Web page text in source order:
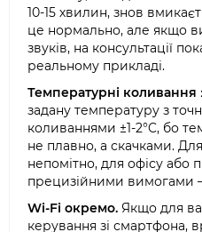
10-15 хвилин, знов
це нормально, але якщо
звуків, на консультації
реальному прикладі.
Температурні коливання
задану температуру з
коливаннями ±1-2°C, бо
не плавно, а скачками.
непомітно, для офісу або
прецизійними вимогами
Wi-Fi окремо. Якщо для
керування зі смартфона,